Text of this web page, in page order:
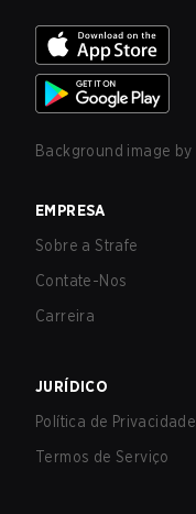
Background image by
EMPRESA
Sobre a Strafe
Contate-Nos
Carreira
JURÍDICO
Política de Privacidade
Termos de Serviço